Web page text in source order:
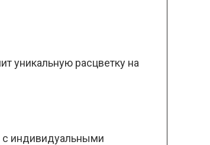
уникальную расцветку на
с индивидуальными